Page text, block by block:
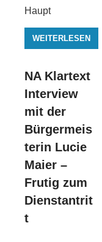
Haupt
WEITERLESEN
NA Klartext
Interview
mit der
Bürgermeis
terin Lucie
Maier –
Frutig zum
Dienstantrit
t